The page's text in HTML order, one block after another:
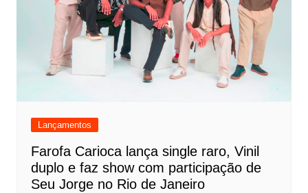
Lançamentos
Farofa Carioca lança single raro, Vinil
duplo e faz show com participação de
Seu Jorge no Rio de Janeiro